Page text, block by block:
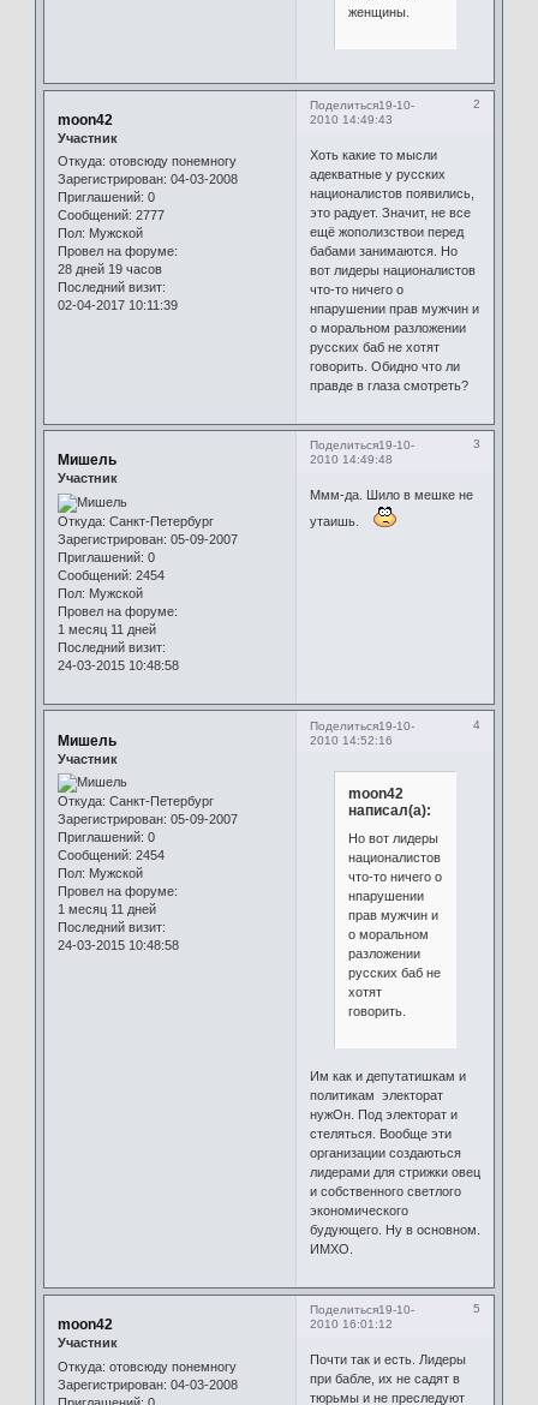
женщины.
Поделиться 2
19-10-
2010 14:49:43
moon42
Участник
Откуда: отовсюду понемногу
Зарегистрирован: 04-03-2008
Приглашений: 0
Сообщений: 2777
Пол: Мужской
Провел на форуме:
28 дней 19 часов
Последний визит:
02-04-2017 10:11:39
Хоть какие то мысли
адекватные у русских
националистов появились,
это радует. Значит, не все
ещё жополизствои перед
бабами занимаются. Но
вот лидеры националистов
что-то ничего о
нпарушении прав мужчин и
о моральном разложении
русских баб не хотят
говорить. Обидно что ли
правде в глаза смотреть?
Поделиться 3
19-10-
2010 14:49:48
Мишель
Участник
Откуда: Санкт-Петербург
Зарегистрирован: 05-09-2007
Приглашений: 0
Сообщений: 2454
Пол: Мужской
Провел на форуме:
1 месяц 11 дней
Последний визит:
24-03-2015 10:48:58
Ммм-да. Шило в мешке не
утаишь.
Поделиться 4
19-10-
2010 14:52:16
Мишель
Участник
Откуда: Санкт-Петербург
Зарегистрирован: 05-09-2007
Приглашений: 0
Сообщений: 2454
Пол: Мужской
Провел на форуме:
1 месяц 11 дней
Последний визит:
24-03-2015 10:48:58
moon42
написал(а):
Но вот лидеры
националистов
что-то ничего о
нпарушении
прав мужчин и
о моральном
разложении
русских баб не
хотят
говорить.
Им как и депутатишкам и
политикам электорат
нужОн. Под электорат и
стеляться. Вообще эти
организации создаються
лидерами для стрижки овец
и собственного светлого
экономического
будующего. Ну в основном.
ИМХО.
Поделиться 5
19-10-
2010 16:01:12
moon42
Участник
Откуда: отовсюду понемногу
Зарегистрирован: 04-03-2008
Почти так и есть. Лидеры
при бабле, их не садят в
тюрьмы и не преследуют